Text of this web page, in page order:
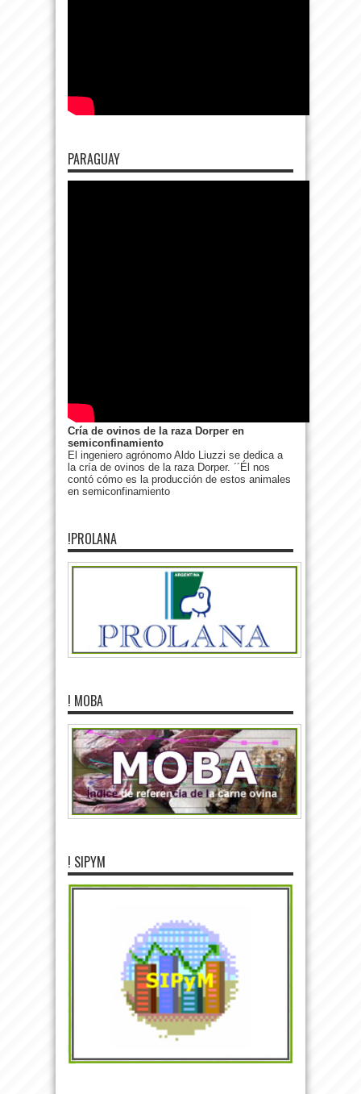
PARAGUAY
Cría de ovinos de la raza Dorper en
semiconfinamiento
El ingeniero agrónomo Aldo Liuzzi se dedica a
la cría de ovinos de la raza Dorper. ´´Él nos
contó cómo es la producción de estos animales
en semiconfinamiento
!PROLANA
! MOBA
! SIPYM